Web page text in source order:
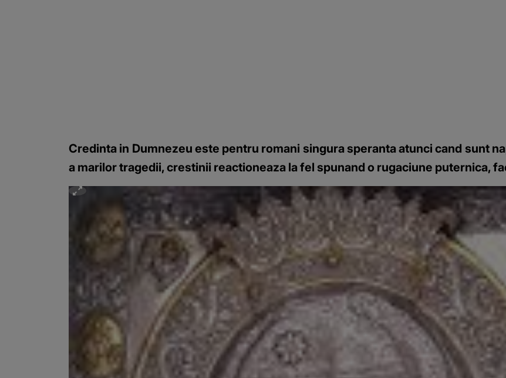
Credinta in Dumnezeu este pentru romani singura speranta atunci cand sunt
a marilor tragedii, crestinii reactioneaza la fel spunand o rugaciune puternica,